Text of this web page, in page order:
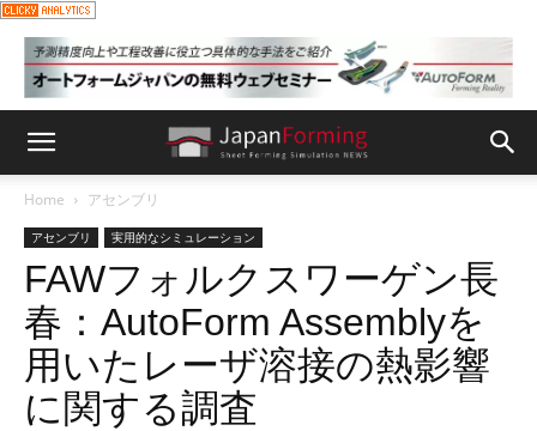
Home アセンブリ
アセンブリ 実用的なシミュレーション
FAWフォルクスワーゲン長
春：AutoForm Assemblyを
用いたレーザ溶接の熱影響
に関する調査